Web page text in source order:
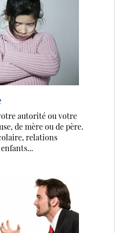
autorité ou votre
de mère ou de père.
relations